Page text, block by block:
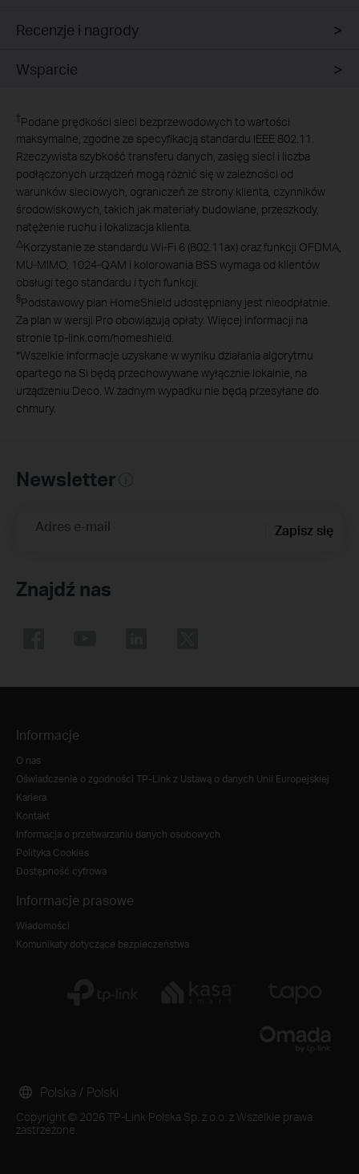
Recenzje i nagrody
Wsparcie
†Podane prędkości sieci bezprzewodowych to wartości
maksymalne, zgodne ze specyfikacją standardu IEEE 802.11.
Rzeczywista szybkość transferu danych, zasięg sieci i liczba
podłączonych urządzeń mogą różnić się w zależności od
warunków sieciowych, ograniczeń ze strony klienta, czynników
środowiskowych, takich jak materiały budowlane, przeszkody,
natężenie ruchu i lokalizacja klienta.
△Korzystanie ze standardu Wi-Fi 6 (802.11ax) oraz funkcji OFDMA,
MU-MIMO, 1024-QAM i kolorowania BSS wymaga od klientów
obsługi tego standardu i tych funkcji.
§Podstawowy plan HomeShield udostępniany jest nieodpłatnie.
Za plan w wersji Pro obowiązują opłaty. Więcej informacji na
stronie tp-link.com/homeshield
*Wszelkie informacje uzyskane w wyniku działania algorytmu
opartego na SI będą przechowywane wyłącznie lokalnie, na
urządzeniu Deco. W żadnym wypadku nie będą przesyłane do
chmury.
Newsletter
Adres e-mail Zapisz się
Znajdź nas
Informacje
O nas
Oświadczenie o zgodności TP-Link z Ustawą o danych Unii Europejskiej
Kariera
Kontakt
Informacja o przetwarzaniu danych osobowych
Polityka Cookies
Dostępność cyfrowa
Informacje prasowe
Wiadomości
Komunikaty dotyczące bezpieczeństwa
Copyright © 2026 TP-Link Polska Sp. z o.o. z Wszelkie prawa
zastrzeżone.
Polska / Polski